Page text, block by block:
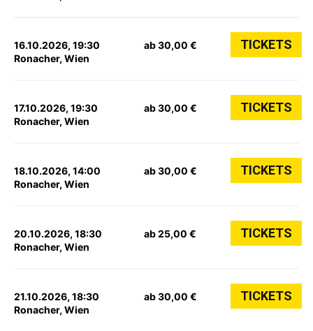
16.10.2026, 19:30
Ronacher, Wien
ab 30,00 € TICKETS
17.10.2026, 19:30
Ronacher, Wien
ab 30,00 € TICKETS
18.10.2026, 14:00
Ronacher, Wien
ab 30,00 € TICKETS
20.10.2026, 18:30
Ronacher, Wien
ab 25,00 € TICKETS
21.10.2026, 18:30
Ronacher, Wien
ab 30,00 € TICKETS